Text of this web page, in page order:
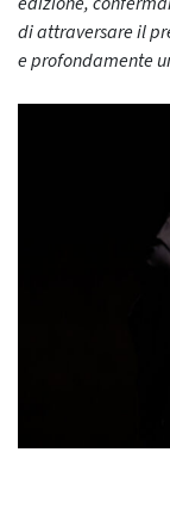
di attraversare il
e profondamente